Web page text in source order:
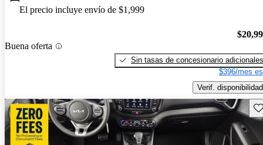
El precio incluye envío de $1,999
Buena oferta
Sin tasas de concesionario adicionales
$396/mes
Verif. disponibilidad